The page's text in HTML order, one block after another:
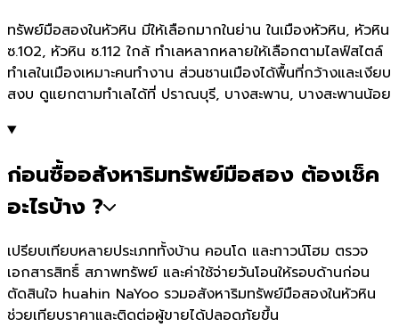
ทรัพย์มือสองในหัวหิน มีให้เลือกมากในย่าน ในเมืองหัวหิน, หัวหิน
ซ.102, หัวหิน ซ.112 ใกล้ ทำเลหลากหลายให้เลือกตามไลฟ์สไตล์
ทำเลในเมืองเหมาะคนทำงาน ส่วนชานเมืองได้พื้นที่กว้างและเงียบ
สงบ ดูแยกตามทำเลได้ที่ ปราณบุรี, บางสะพาน, บางสะพานน้อย
ก่อนซื้ออสังหาริมทรัพย์มือสอง ต้องเช็ค
อะไรบ้าง ?
เปรียบเทียบหลายประเภททั้งบ้าน คอนโด และทาวน์โฮม ตรวจ
เอกสารสิทธิ์ สภาพทรัพย์ และค่าใช้จ่ายวันโอนให้รอบด้านก่อน
ตัดสินใจ huahin NaYoo รวมอสังหาริมทรัพย์มือสองในหัวหิน
ช่วยเทียบราคาและติดต่อผู้ขายได้ปลอดภัยขึ้น